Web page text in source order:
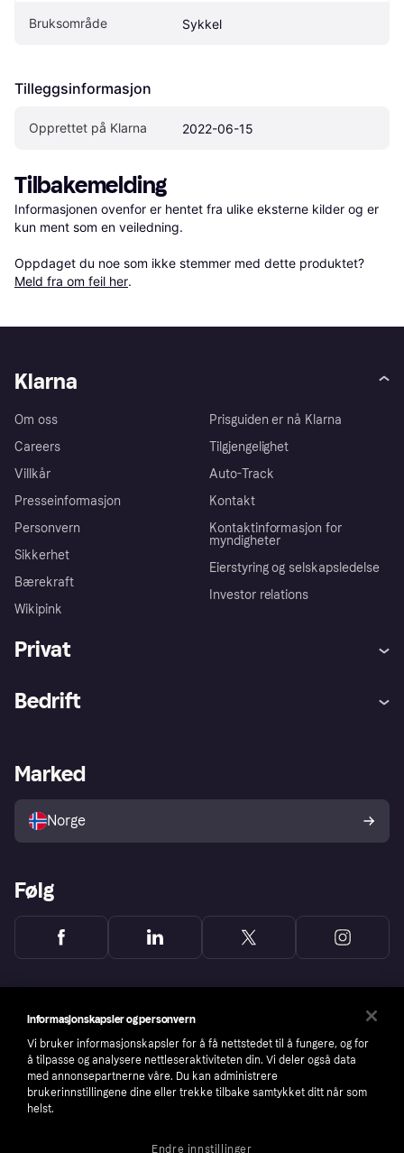
Bruksområde Sykkel
Tilleggsinformasjon
Opprettet på Klarna 2022-06-15
Tilbakemelding
Informasjonen ovenfor er hentet fra ulike eksterne kilder og er
kun ment som en veiledning.
Oppdaget du noe som ikke stemmer med dette produktet?
Meld fra om feil her.
Klarna
Om oss
Careers
Villkår
Presseinformasjon
Personvern
Sikkerhet
Bærekraft
Wikipink
Prisguiden er nå Klarna
Tilgjengelighet
Auto-Track
Kontakt
Kontaktinformasjon for
myndigheter
Eierstyring og selskapsledelse
Investor relations
Privat
Utforsk butikker
Bedrift
Merchant portal
Marked
Norge
Følg
Informasjonskapsler og personvern
Vi bruker informasjonskapsler for å få nettstedet til å fungere, og for
å tilpasse og analysere nettleseraktiviteten din. Vi deler også data
med annonsepartnerne våre. Du kan administrere
brukerinnstillingene dine eller trekke tilbake samtykket ditt når som
helst.
Endre innstillinger